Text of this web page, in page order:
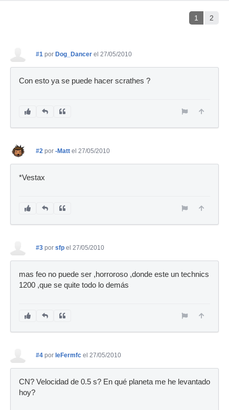
1 2
#1 por Dog_Dancer el 27/05/2010
Con esto ya se puede hacer scrathes ?
#2 por -Matt el 27/05/2010
*Vestax
#3 por sfp el 27/05/2010
mas feo no puede ser ,horroroso ,donde este un technics
1200 ,que se quite todo lo demás
#4 por leFermfc el 27/05/2010
CN? Velocidad de 0.5 s? En qué planeta me he levantado
hoy?